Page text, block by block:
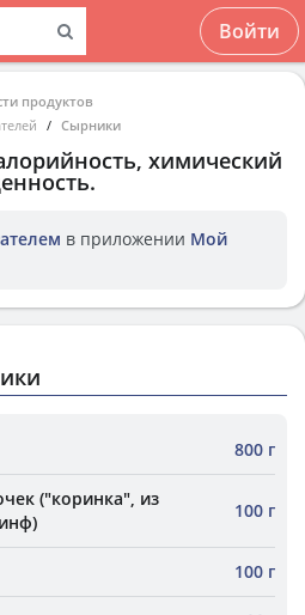
Войти
продуктов
Сырники
химический
в приложении Мой
800 г
("коринка", из
100 г
100 г